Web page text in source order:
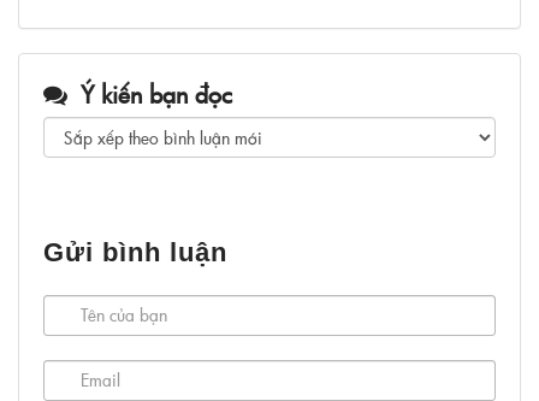
Ý kiến bạn đọc
Gửi bình luận